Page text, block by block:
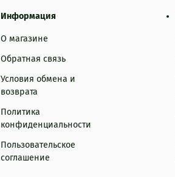
Информация
О магазине
Обратная связь
Условия обмена и
возврата
Политика
конфиденциальности
Пользовательское
соглашение